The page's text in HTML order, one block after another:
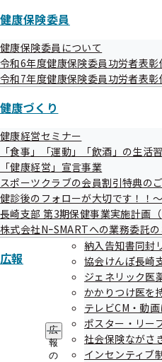
健康保険委員
健康保険委員について
令和6年度健康保険委員功労者表
令和7年度健康保険委員功労者表
健康づくり
健康経営セミナー
「食事」「運動」「飲酒」の生活
「健康経営」宣言事業
スポーツクラブの会員割引特典の
健診後のフォローが大切です！！
長崎支部 第3期保健事業実施計画（
株式会社NｰSMARTへの業務委託
広報
広
報
の
納入告知書同封
協会けんぽ長崎
ジェネリック医
かかりつけ医を
テレビCM・動
ポスター・リー
社会保険ながさ
インセンティブ